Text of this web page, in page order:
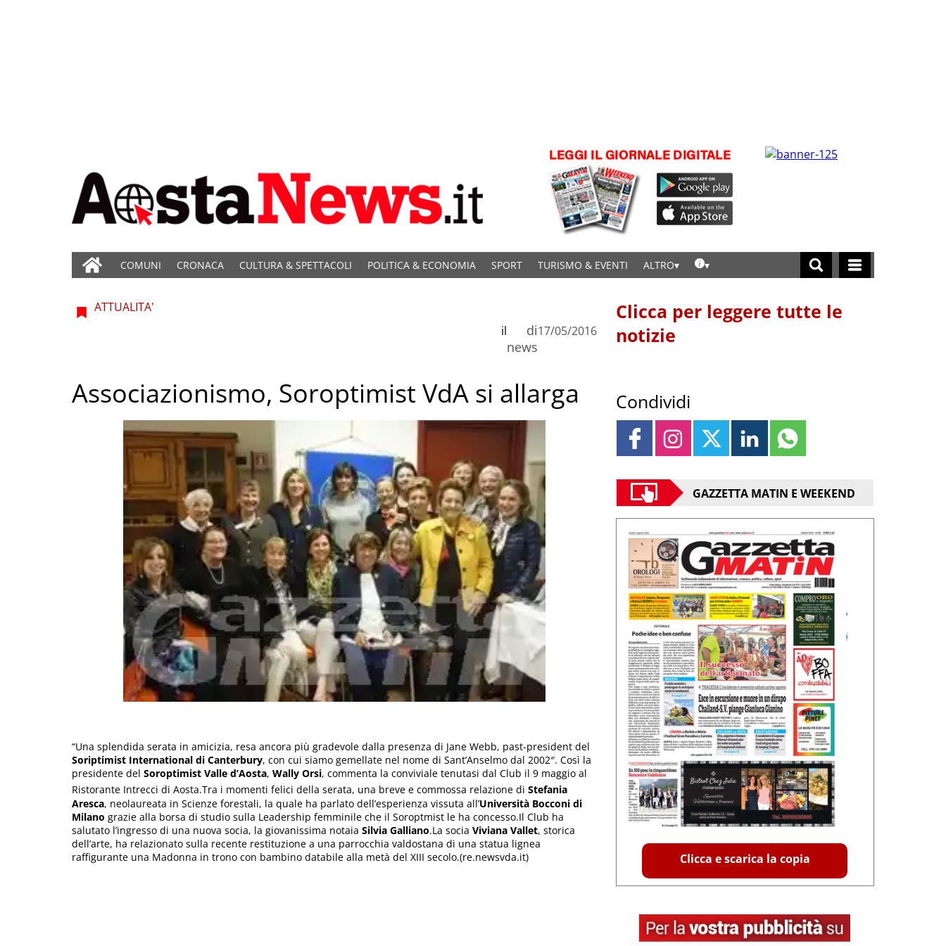
COMUNI CRONACA CULTURA & SPETTACOLI POLITICA & ECONOMIA SPORT TURISMO & EVENTI ALTRO
ATTUALITA'
di
news
il 17/05/2016
Associazionismo, Soroptimist VdA si allarga
“Una splendida serata in amicizia, resa ancora più gradevole dalla presenza di Jane Webb, past-president del
Soriptimist International di Canterbury, con cui siamo gemellate nel nome di Sant’Anselmo dal 2002″. Così la
presidente del Soroptimist Valle d’Aosta, Wally Orsi, commenta la conviviale tenutasi dal Club il 9 maggio al
Ristorante Intrecci di Aosta.Tra i momenti felici della serata, una breve e commossa relazione di Stefania
Aresca, neolaureata in Scienze forestali, la quale ha parlato dell’esperienza vissuta all’Università Bocconi di
Milano grazie alla borsa di studio sulla Leadership femminile che il Soroptmist le ha concesso.Il Club ha
salutato l’ingresso di una nuova socia, la giovanissima notaia Silvia Galliano.La socia Viviana Vallet, storica
dell’arte, ha relazionato sulla recente restituzione a una parrocchia valdostana di una statua lignea
raffigurante una Madonna in trono con bambino databile alla metà del XIII secolo.(re.newsvda.it)
Clicca per leggere tutte le
notizie
Condividi
GAZZETTA MATIN E WEEKEND
Clicca e scarica la copia